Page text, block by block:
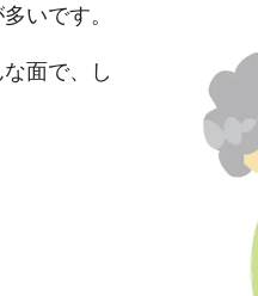
いです。
面で、し